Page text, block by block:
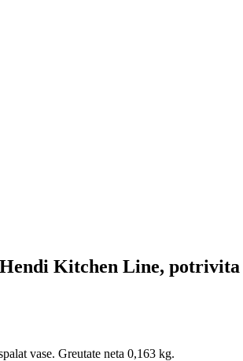
Kitchen Line,
vase. Greutate neta 0,163 kg.